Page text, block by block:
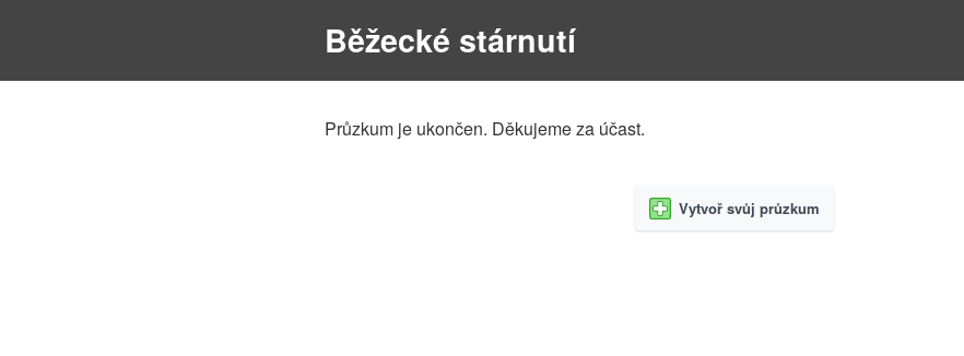
Běžecké stárnutí
Průzkum je ukončen. Děkujeme za účast.
Vytvoř svůj průzkum